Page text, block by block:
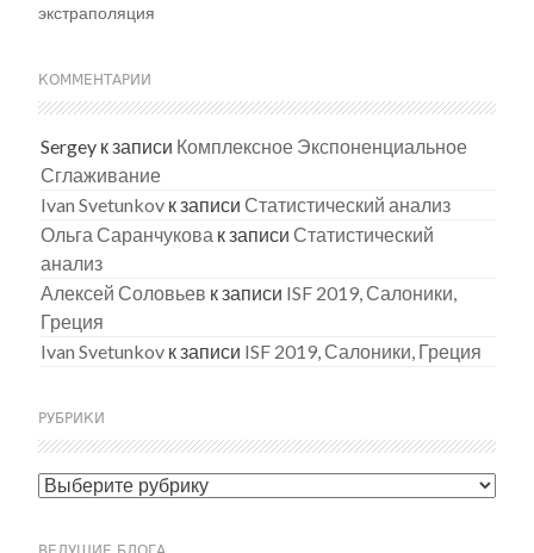
экстраполяция
КОММЕНТАРИИ
Sergey к записи Комплексное Экспоненциальное
Сглаживание
Ivan Svetunkov к записиСтатистический анализ
Ольга Саранчукова к записиСтатистический
анализ
Алексей Соловьев к записи ISF 2019, Салоники,
Греция
Ivan Svetunkov к записи ISF 2019, Салоники, Греция
РУБРИКИ
Рубрики